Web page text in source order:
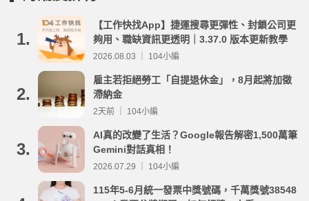
1.
【工作快找App】捷運搜尋更彈性、封鎖公司更
夠用、職缺資訊更透明｜3.37.0 版本更新教學
2026.08.03 ｜ 104小編
2.
雇主若拒絕勞工「自提退休金」，8月起將加徵
滯納金
2天前 ｜ 104小編
3.
AI真的改變了生活？Google報告解密1,500萬筆
Gemini對話真相！
2026.07.29 ｜ 104小編
115年5-6月統一發票中獎號碼，千萬獎號38548